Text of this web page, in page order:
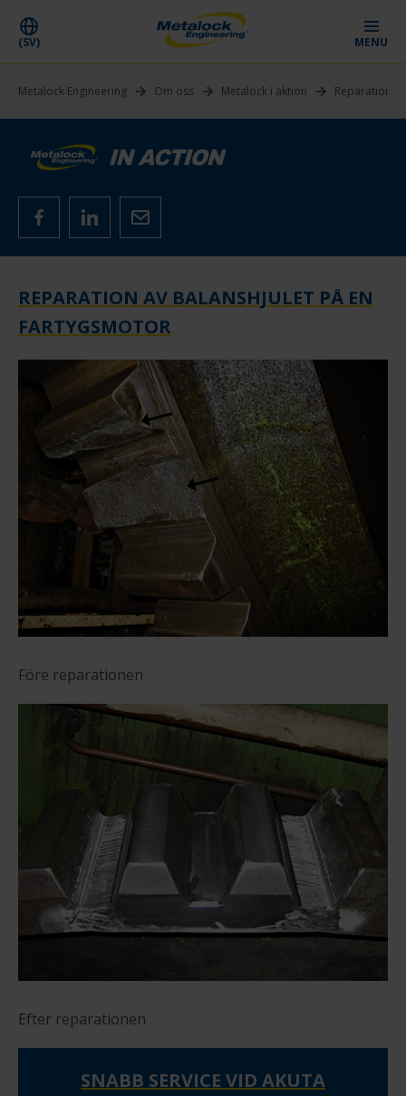
(SV) MENU
Metalock Engineering Om oss Metalock i aktion Reparation
REPARATION AV BALANSHJULET PÅ EN
FARTYGSMOTOR
Före reparationen
Efter reparationen
SNABB SERVICE VID AKUTA